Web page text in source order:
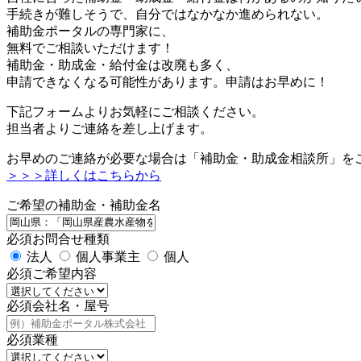
手続きが難しそうで、自分ではなかなか進められない。
補助金ポータルの専門家に、
無料でご相談いただけます！
補助金・助成金・給付金は改廃も多く、
申請できなくなる可能性があります。申請はお早めに！
下記フォームよりお気軽にご相談ください。
担当者よりご連絡を差し上げます。
お早めのご連絡が必要な場合は「補助金・助成金相談所」を
＞＞＞詳しくはこちらから
ご希望の補助金・補助金名
必須お問合せ種類
法人
個人事業主
個人
必須ご希望内容
必須会社名・屋号
必須業種